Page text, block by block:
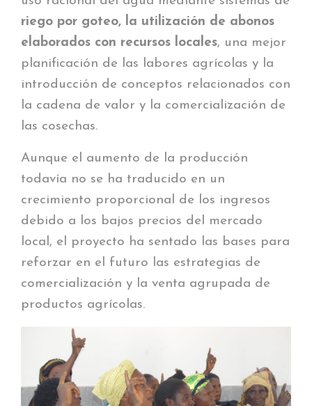
riego por goteo, la utilización de abonos
elaborados con recursos locales, una mejor
planificación de las labores agrícolas y la
introducción de conceptos relacionados con
la cadena de valor y la comercialización de
las cosechas.
Aunque el aumento de la producción
todavía no se ha traducido en un
crecimiento proporcional de los ingresos
debido a los bajos precios del mercado
local, el proyecto ha sentado las bases para
reforzar en el futuro las estrategias de
comercialización y la venta agrupada de
productos agrícolas.